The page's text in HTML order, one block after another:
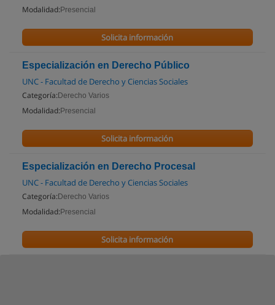
Modalidad: Presencial
Solicita información
Especialización en Derecho Público
UNC - Facultad de Derecho y Ciencias Sociales
Categoría: Derecho Varios
Modalidad: Presencial
Solicita información
Especialización en Derecho Procesal
UNC - Facultad de Derecho y Ciencias Sociales
Categoría: Derecho Varios
Modalidad: Presencial
Solicita información